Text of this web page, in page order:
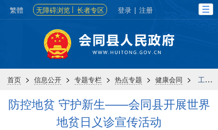
繁體 无障碍浏览 长者专区 登录 | 注册
首页 > 信息公开 > 专题专栏 > 热点专题 > 健康会同 > 工作动态
防控地贫 守护新生——会同县开展世界
地贫日义诊宣传活动